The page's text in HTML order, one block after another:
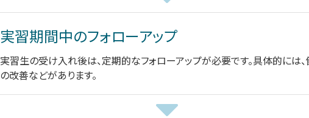
実習期間中のフォローアップ
実習生の受け入れ後は、定期的なフォローアップが必要です。具体的に
の改善などがあります。